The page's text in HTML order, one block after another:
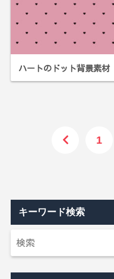
ハートのドット背景素材
1
キーワード検索